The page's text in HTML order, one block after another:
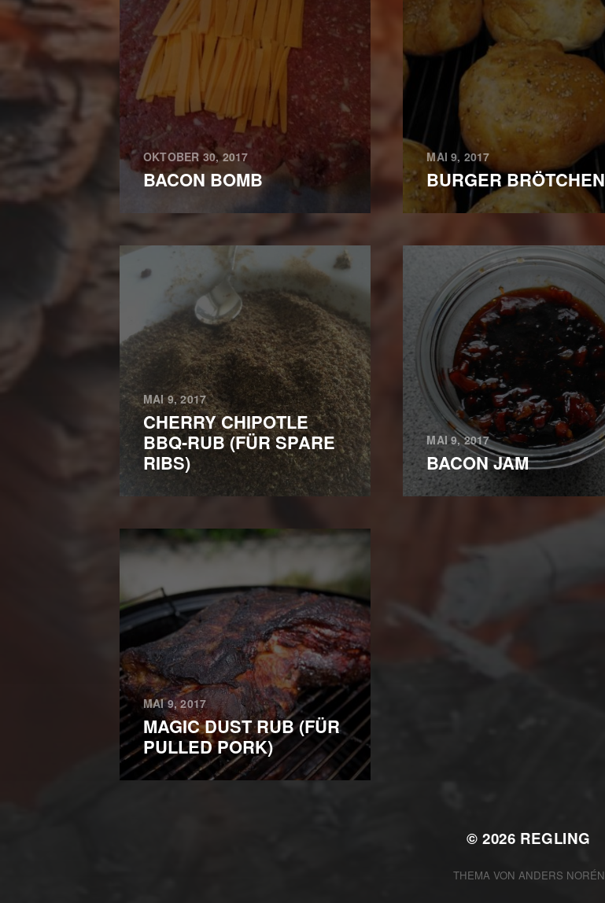
OKTOBER 30, 2017
BACON BOMB
MAI 9, 2017
BURGER BRÖTCHEN
MAI 9, 2017
CHERRY CHIPOTLE
BBQ-RUB (FÜR SPARE
RIBS)
MAI 9, 2017
BACON JAM
MAI 9, 2017
MAGIC DUST RUB (FÜR
PULLED PORK)
© 2026 REGLING
THEMA VON ANDERS NORÉN